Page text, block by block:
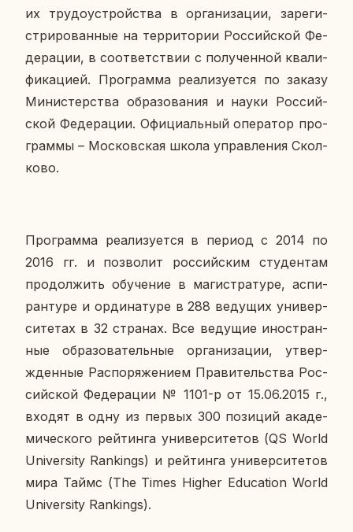
их тру­до­устрой­ства в ор­га­ни­за­ции, за­ре­ги­
стри­ро­ван­ные на тер­ри­то­рии Рос­сий­ской Фе­
де­ра­ции, в со­от­вет­ствии с по­лу­чен­ной ква­ли­
фи­ка­ци­ей. Про­грам­ма ре­а­ли­зу­ет­ся по заказу
Ми­ни­стер­ства об­ра­зо­ва­ния и науки Рос­сий­
ской Фе­де­ра­ции. Офи­ци­аль­ный опе­ра­тор про­
грам­мы – Мос­ков­ская школа управ­ле­ния Скол­
ко­во.
Про­грам­ма ре­а­ли­зу­ет­ся в период с 2014 по
2016 гг. и поз­во­лит рос­сий­ским сту­ден­там
про­дол­жить обу­че­ние в ма­ги­стра­ту­ре, ас­пи­
ран­ту­ре и ор­ди­на­ту­ре в 288 ве­ду­щих уни­вер­
си­те­тах в 32 стра­нах. Все ве­ду­щие ино­стран­
ные об­ра­зо­ва­тель­ные ор­га­ни­за­ции, утвер­
жден­ные Рас­по­ря­же­ни­ем Пра­ви­тель­ства Рос­
сий­ской Фе­де­ра­ции № 1101-р от 15.06.2015 г.,
входят в одну из первых 300 по­зи­ций ака­де­
ми­че­ско­го рей­тин­га уни­вер­си­те­тов (QS World
University Rankings) и рей­тин­га уни­вер­си­те­тов
мира Таймс (The Times Higher Education World
University Rankings).